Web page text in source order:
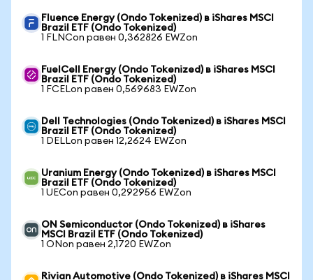
Fluence Energy (Ondo Tokenized) в iShares MSCI
Brazil ETF (Ondo Tokenized)
1 FLNCon равен 0,362826 EWZon
FuelCell Energy (Ondo Tokenized) в iShares MSCI
Brazil ETF (Ondo Tokenized)
1 FCELon равен 0,569683 EWZon
Dell Technologies (Ondo Tokenized) в iShares MSCI
Brazil ETF (Ondo Tokenized)
1 DELLon равен 12,2624 EWZon
Uranium Energy (Ondo Tokenized) в iShares MSCI
Brazil ETF (Ondo Tokenized)
1 UECon равен 0,292956 EWZon
ON Semiconductor (Ondo Tokenized) в iShares
MSCI Brazil ETF (Ondo Tokenized)
1 ONon равен 2,1720 EWZon
Rivian Automotive (Ondo Tokenized) в iShares MSCI